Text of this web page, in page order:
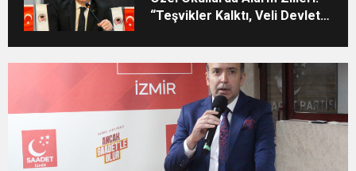
“Teşvikler Kalktı, Veli Devlet